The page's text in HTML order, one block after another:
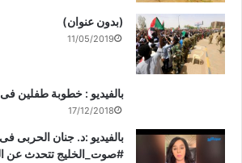
(بدون عنوان)
11/05/2019
بالفيديو : خطوبة طفلين
17/12/2018
بالفيديو :د. جنان الحربى
#صوت_الخليج تتحدث عن